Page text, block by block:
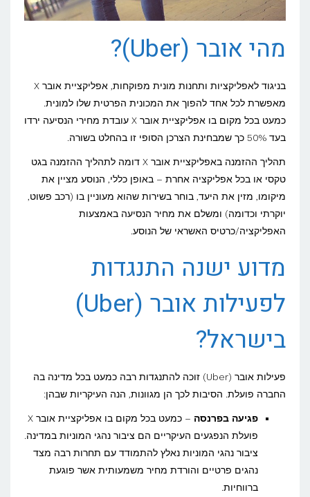
מהי אובר (Uber)?
בניגוד לאפליקציות ותחנות מונית מפוקחות, אפליקציית אובר X
מאפשרת לכל אחד להפוך את המכונית הפרטית שלו למונית.
כמעט בכל מקום בו אפליקציית אובר X עובדת מחירי הנסיעה ירדו
בעד 50% כך שמבחינת הצרכן הסופי זו בהחלט בשורה.
תהליך ההזמנה באפליקציית אובר X דומה לתהליך ההזמנה בגט
טקסי או בכל אפליקציה אחרת – באופן כללי, הנוסע מציין את
מיקומו, מזין את היעד, בוחר בשירות שהוא מעוניין בו (רכב פשוט,
יוקרתי וכדומה) ומשלם את מחיר הנסיעה באמצעות
האפליקציה/כרטיס האשראי של הנוסע.
מדוע ישנה התנגדות
לפעילות אובר (Uber)
בישראל?
פעילות אובר (Uber) זוכה להתנגדות רבה כמעט בכל מדינה בה
החברה פועלת. הסיבות לכך הן מגוונות, הנה העיקריות שבהן:
פגיעה בפרנסה
– כמעט בכל מקום בו אפליקציית אובר X
פועלת הנפגעים העיקריים הם ציבור נהגי המוניות במדינה.
ציבור נהגי המוניות נאלץ להתמודד עם תחרות רבה מצד
נהגים פרטיים והורדת מחיר משמעותית אשר פוגעת
ברווחיות.